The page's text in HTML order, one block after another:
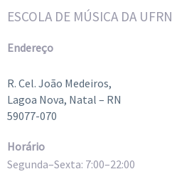
ESCOLA DE MÚSICA DA UFRN
Endereço
R. Cel. João Medeiros,
Lagoa Nova, Natal – RN
59077-070
Horário
Segunda–Sexta: 7:00–22:00